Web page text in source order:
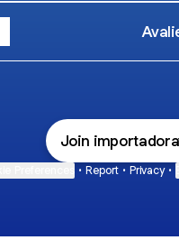
Join
• Report • Privacy •